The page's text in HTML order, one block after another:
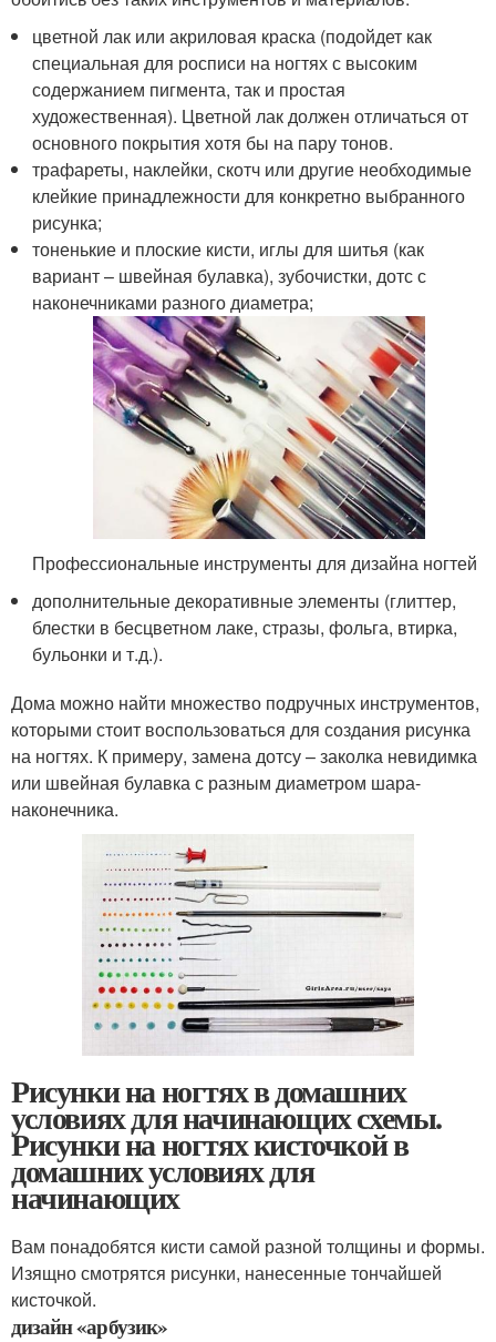
цветной лак или акриловая краска (подойдет как
специальная для росписи на ногтях с высоким
содержанием пигмента, так и простая
художественная). Цветной лак должен отличаться от
основного покрытия хотя бы на пару тонов.
трафареты, наклейки, скотч или другие необходимые
клейкие принадлежности для конкретно выбранного
рисунка;
тоненькие и плоские кисти, иглы для шитья (как
вариант – швейная булавка), зубочистки, дотс с
наконечниками разного диаметра;
Профессиональные инструменты для дизайна ногтей
дополнительные декоративные элементы (глиттер,
блестки в бесцветном лаке, стразы, фольга, втирка,
бульонки и т.д.).
Дома можно найти множество подручных инструментов,
которыми стоит воспользоваться для создания рисунка
на ногтях. К примеру, замена дотсу – заколка невидимка
или швейная булавка с разным диаметром шара-
наконечника.
Рисунки на ногтях в домашних
условиях для начинающих схемы.
Рисунки на ногтях кисточкой в
домашних условиях для
начинающих
Вам понадобятся кисти самой разной толщины и формы.
Изящно смотрятся рисунки, нанесенные тончайшей
кисточкой.
дизайн «арбузик»